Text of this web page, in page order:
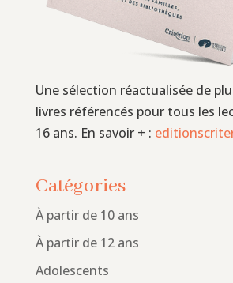
Une sélection réactualisée de
livres référencés pour tous les
16 ans. En savoir + :
Catégories
À partir de 10 ans
À partir de 12 ans
Adolescents